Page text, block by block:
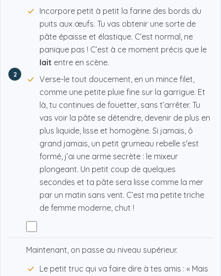
2
Incorpore petit à petit la farine des bords du
puits aux œufs. Tu vas obtenir une sorte de
pâte épaisse et élastique. C’est normal, ne
panique pas ! C’est à ce moment précis que le
lait entre en scène.
Verse-le tout doucement, en un mince filet,
comme une petite pluie fine sur la garrigue. Et
là, tu continues de fouetter, sans t’arrêter. Tu
vas voir la pâte se détendre, devenir de plus en
plus liquide, lisse et homogène. Si jamais, ô
grand jamais, un petit grumeau rebelle s'est
formé, j’ai une arme secrète : le mixeur
plongeant. Un petit coup de quelques
secondes et ta pâte sera lisse comme la mer
par un matin sans vent. C’est ma petite triche
de femme moderne, chut !
Maintenant, on passe au niveau supérieur.
Le petit truc qui va faire dire à tes amis : « Mais